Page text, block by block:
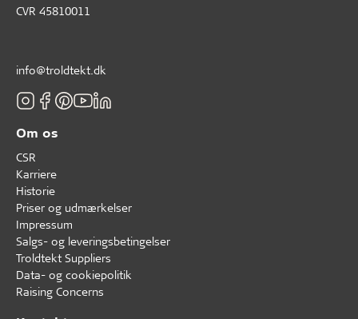
CVR 45810011
info@troldtekt.dk
Om os
CSR
Karriere
Historie
Priser og udmærkelser
Impressum
Salgs- og leveringsbetingelser
Troldtekt Suppliers
Data- og cookiepolitik
Raising Concerns